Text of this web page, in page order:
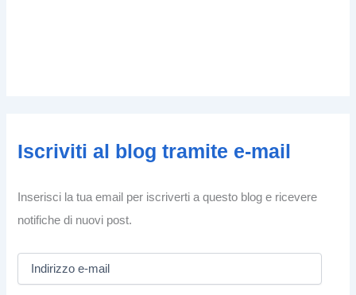
Iscriviti al blog tramite e-mail
Inserisci la tua email per iscriverti a questo blog e ricevere
notifiche di nuovi post.